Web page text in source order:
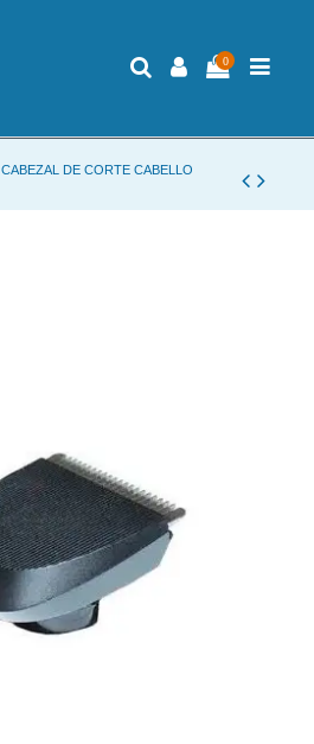
0
CABEZAL DE CORTE CABELLO